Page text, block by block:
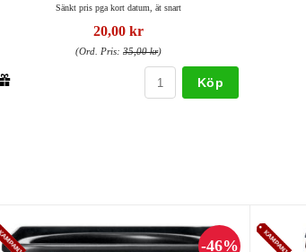
Sänkt pris pga kort datum, ät snart
20,00 kr
(Ord. Pris:35,00 kr)
Köp